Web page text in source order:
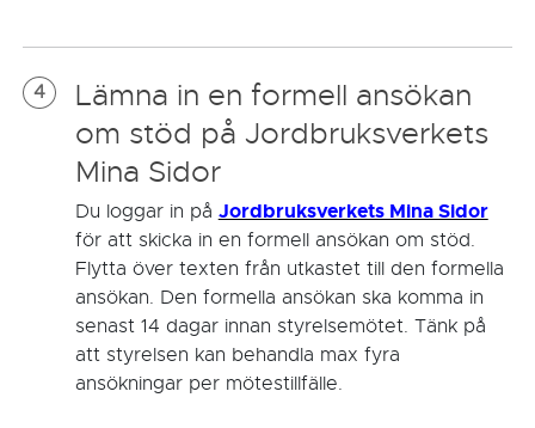
4
Lämna in en formell ansökan
om stöd på Jordbruksverkets
Mina Sidor
Du loggar in på Jordbruksverkets Mina Sidor
för att skicka in en formell ansökan om stöd.
Flytta över texten från utkastet till den formella
ansökan. Den formella ansökan ska komma in
senast 14 dagar innan styrelsemötet. Tänk på
att styrelsen kan behandla max fyra
ansökningar per mötestillfälle.